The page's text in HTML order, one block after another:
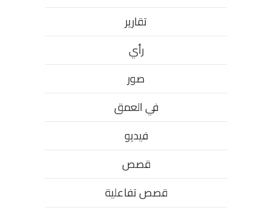
تقارير
رأي
صور
في العمق
فيديو
قصص
قصص تفاعلية